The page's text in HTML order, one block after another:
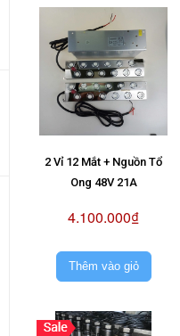
2 Vỉ 12 Mắt + Nguồn Tổ
Ong 48V 21A
4.100.000₫
Thêm vào giỏ